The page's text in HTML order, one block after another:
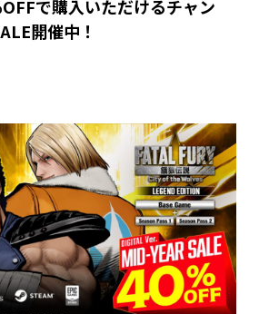
で購入いただけるチャン
開催中！